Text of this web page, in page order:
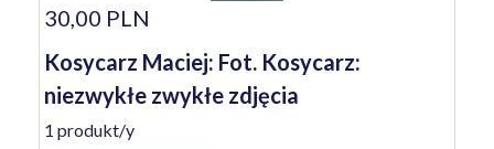
30,00 PLN
Kosycarz Maciej: Fot. Kosycarz:
niezwykłe zwykłe zdjęcia
1 produkt/y